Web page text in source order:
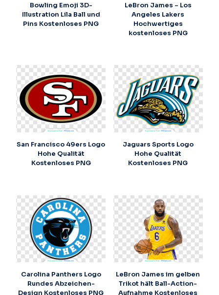
Bowling Emoji 3D-
Illustration Lila Ball und
Pins Kostenloses PNG
LeBron James – Los
Angeles Lakers
Hochwertiges
kostenloses PNG
San Francisco 49ers Logo
Hohe Qualität
Kostenloses PNG
Jaguars Sports Logo
Hohe Qualität
Kostenloses PNG
Carolina Panthers Logo
Rundes Abzeichen-
Design Kostenloses PNG
LeBron James im gelben
Trikot hält Ball-Action-
Aufnahme Kostenloses